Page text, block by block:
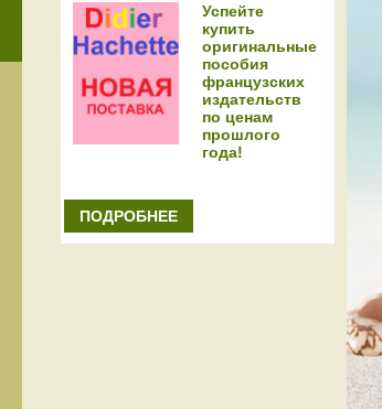
Успейте
купить
оригинальные
пособия
французских
издательств
по ценам
прошлого
года!
ПОДРОБНЕЕ